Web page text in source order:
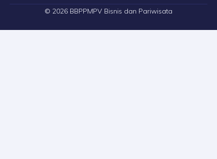
© 2026 BBPPMPV Bisnis dan Pariwisata